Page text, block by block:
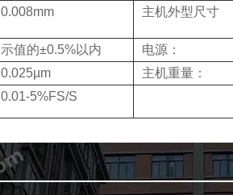
0.008mm 主机外型尺寸
示值的±0.5%以内 电源：
0.025µm 主机重量：
0.01-5%FS/S